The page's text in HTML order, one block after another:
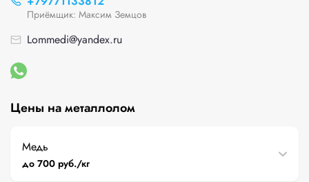
Приёмщик: Максим Земцов
Lommedi@yandex.ru
Цены на металлолом
Медь
до 700 руб./кг